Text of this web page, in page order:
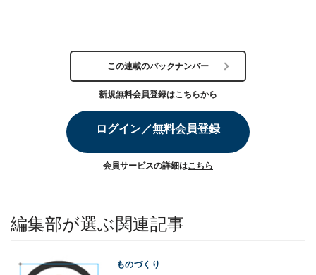
この連載のバックナンバー
新規無料会員登録はこちらから
ログイン／無料会員登録
会員サービスの詳細はこちら
編集部が選ぶ関連記事
ものづくり